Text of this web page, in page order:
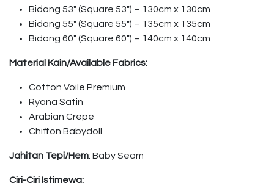
Bidang 53″ (Square 53″) – 130cm x 130cm
Bidang 55″ (Square 55″) – 135cm x 135cm
Bidang 60″ (Square 60″) – 140cm x 140cm
Material Kain/Available Fabrics:
Cotton Voile Premium
Ryana Satin
Arabian Crepe
Chiffon Babydoll
Jahitan Tepi/Hem: Baby Seam
Ciri-Ciri Istimewa: